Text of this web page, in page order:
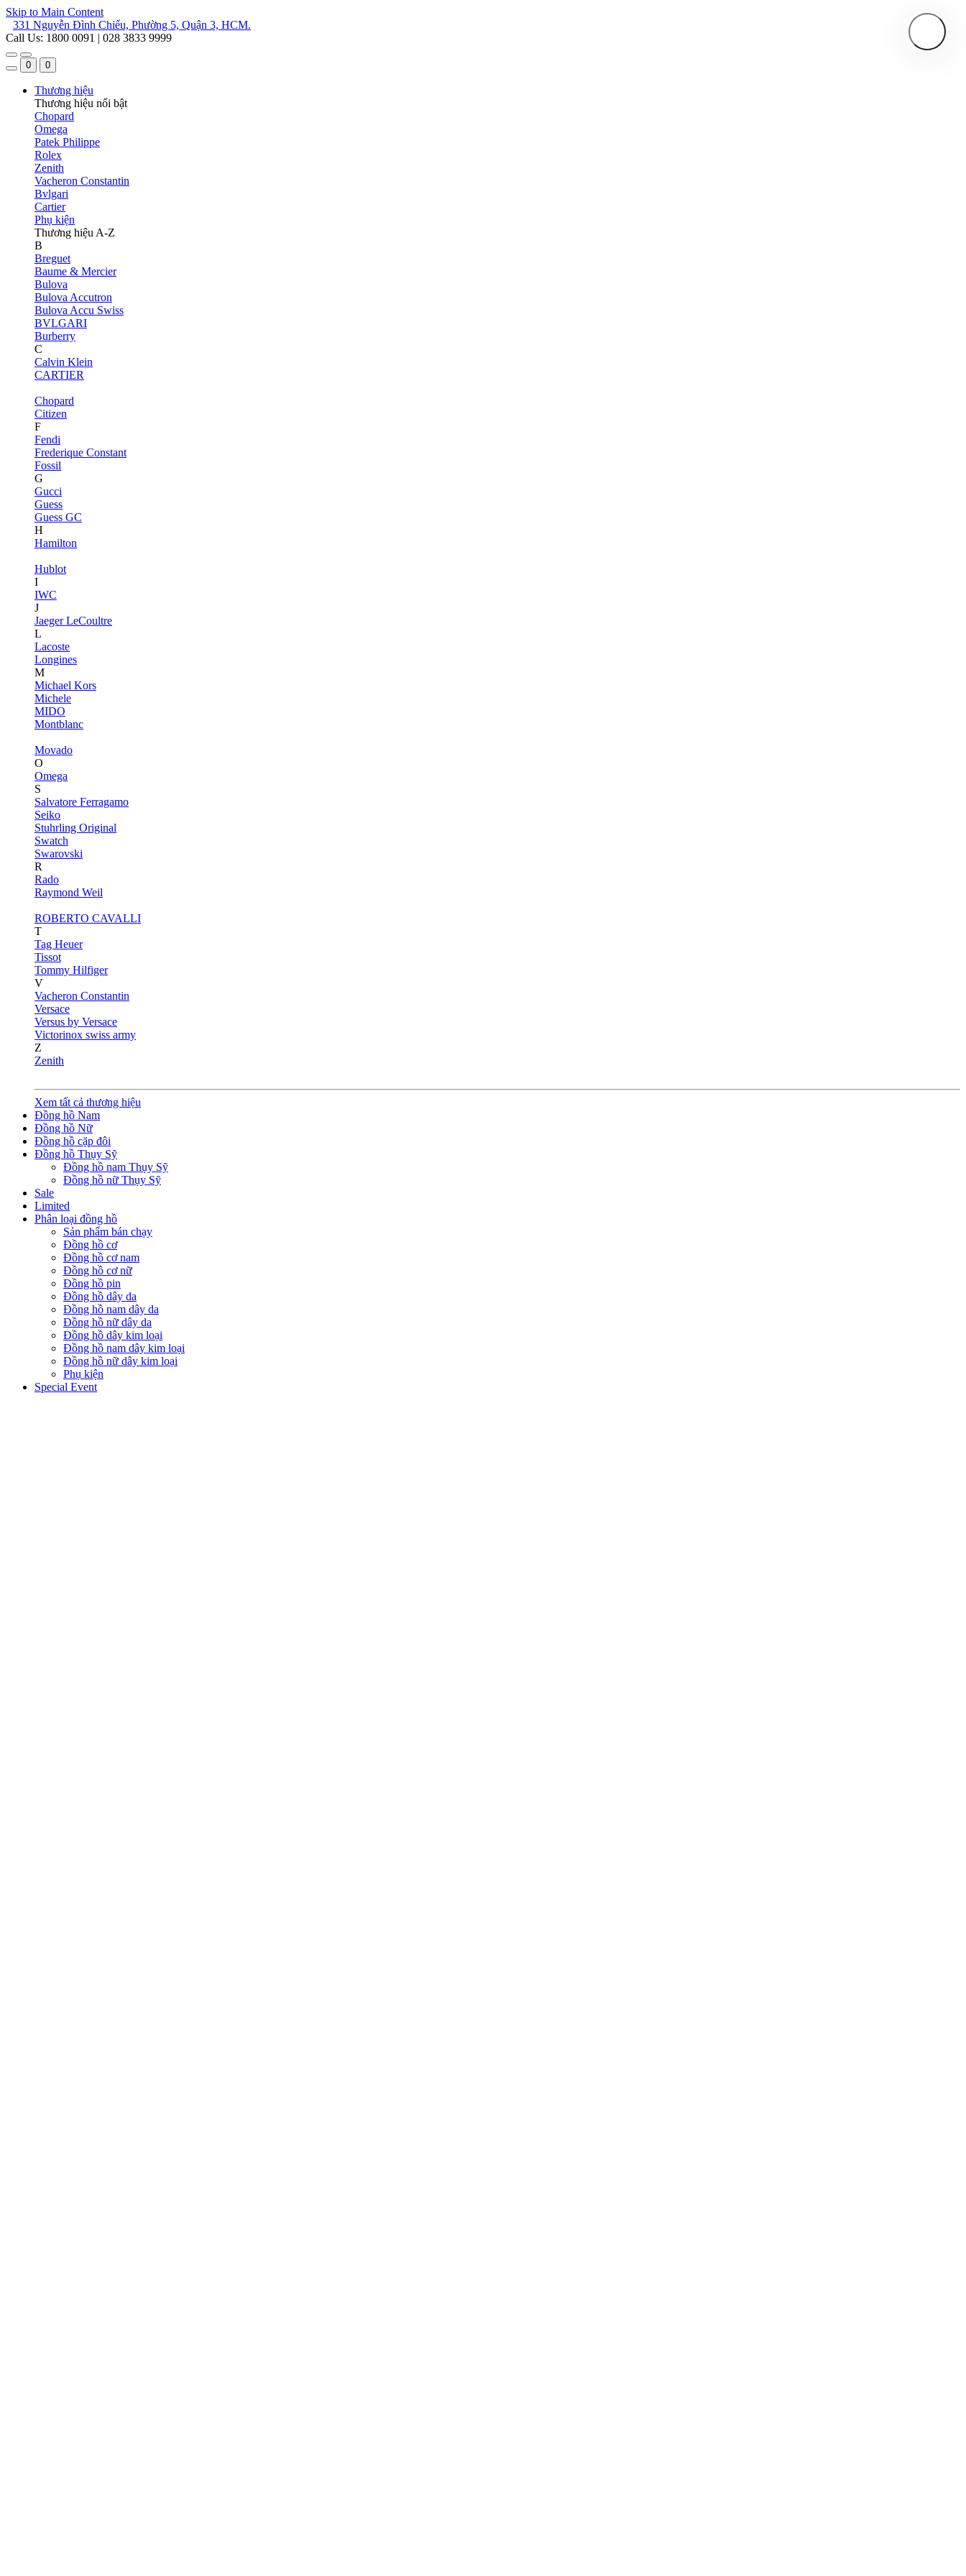
Skip to Main Content
331 Nguyễn Đình Chiểu, Phường 5, Quận 3, HCM.
Call Us: 1800 0091 | 028 3833 9999
0 0
Thương hiệu
Thương hiệu nổi bật
Chopard
Omega
Patek Philippe
Rolex
Zenith
Vacheron Constantin
Bvlgari
Cartier
Phụ kiện
Thương hiệu A-Z
B
Breguet
Baume & Mercier
Bulova
Bulova Accutron
Bulova Accu Swiss
BVLGARI
Burberry
C
Calvin Klein
CARTIER
Chopard
Citizen
F
Fendi
Frederique Constant
Fossil
G
Gucci
Guess
Guess GC
H
Hamilton
Hublot
I
IWC
J
Jaeger LeCoultre
L
Lacoste
Longines
M
Michael Kors
Michele
MIDO
Montblanc
Movado
O
Omega
S
Salvatore Ferragamo
Seiko
Stuhrling Original
Swatch
Swarovski
R
Rado
Raymond Weil
ROBERTO CAVALLI
T
Tag Heuer
Tissot
Tommy Hilfiger
V
Vacheron Constantin
Versace
Versus by Versace
Victorinox swiss army
Z
Zenith
Xem tất cả thương hiệu
Đồng hồ Nam
Đồng hồ Nữ
Đồng hồ cặp đôi
Đồng hồ Thụy Sỹ
Đồng hồ nam Thụy Sỹ
Đồng hồ nữ Thụy Sỹ
Sale
Limited
Phân loại đồng hồ
Sản phẩm bán chạy
Đồng hồ cơ
Đồng hồ cơ nam
Đồng hồ cơ nữ
Đồng hồ pin
Đồng hồ dây da
Đồng hồ nam dây da
Đồng hồ nữ dây da
Đồng hồ dây kim loại
Đồng hồ nam dây kim loại
Đồng hồ nữ dây kim loại
Phụ kiện
Special Event